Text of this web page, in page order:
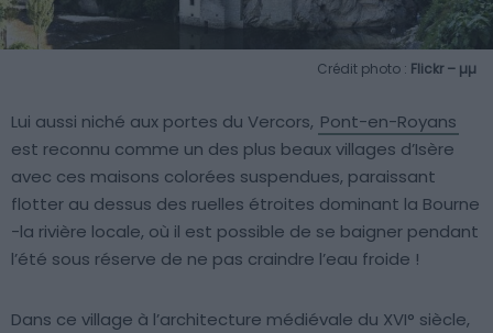
Crédit photo : Flickr – µµ
Lui aussi niché aux portes du Vercors, Pont-en-Royans
est reconnu comme un des plus beaux villages d’Isère
avec ces maisons colorées suspendues, paraissant
flotter au dessus des ruelles étroites dominant la Bourne
-la rivière locale, où il est possible de se baigner pendant
l’été sous réserve de ne pas craindre l’eau froide !
Dans ce village à l’architecture médiévale du XVI° siècle,